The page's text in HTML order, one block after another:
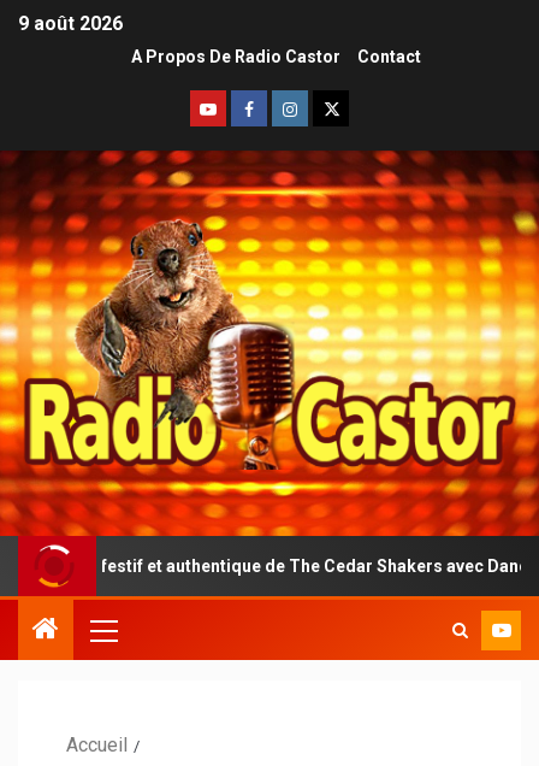
9 août 2026
A Propos De Radio Castor Contact
et authentique de The Cedar Shakers avec Dance With Me
Accueil